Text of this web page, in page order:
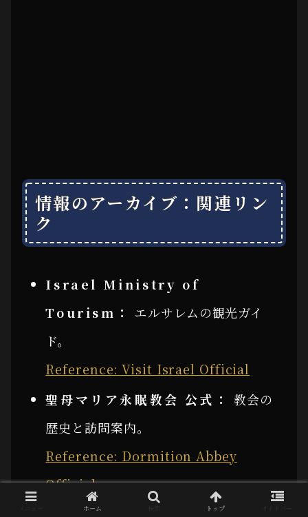
情報のアーカイブ：関連リン
ク
Israel Ministry of
Tourism：
エルサレムの観光ガイ
ド。
Reference: Visit Israel Official
聖母マリア永眠教会 公式：
教会の
歴史と訪問案内。
Reference: Dormition Abbey
Official
ホーム トップ